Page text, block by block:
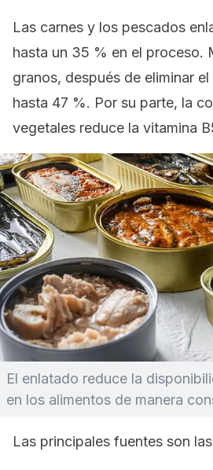
Las carnes y los pescados
hasta un 35 % en el proceso.
granos, después de eliminar
hasta 47 %. Por su parte, la
vegetales reduce la vitamina
El enlatado reduce la
en los alimentos de manera
Las principales fuentes son